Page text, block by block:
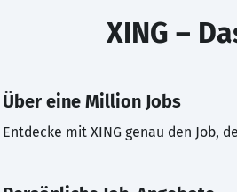
XING –
Über eine Million Jobs
Entdecke mit XING genau den Job,